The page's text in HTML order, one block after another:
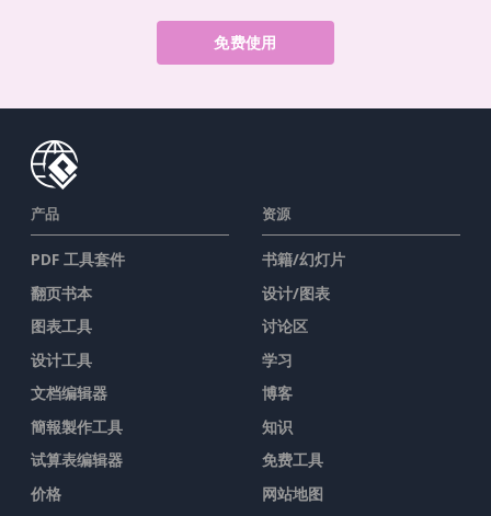
免费使用
产品
PDF 工具套件
翻页书本
图表工具
设计工具
文档编辑器
簡報製作工具
试算表编辑器
价格
资源
书籍/幻灯片
设计/图表
讨论区
学习
博客
知识
免费工具
网站地图